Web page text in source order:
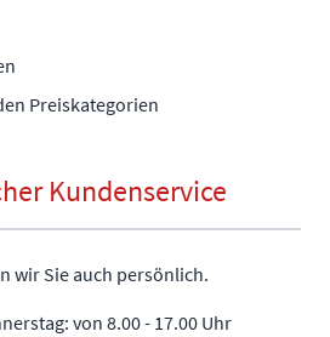
Preiskategorien
Kundenservice
wir Sie auch persönlich.
von 8.00 - 17.00 Uhr